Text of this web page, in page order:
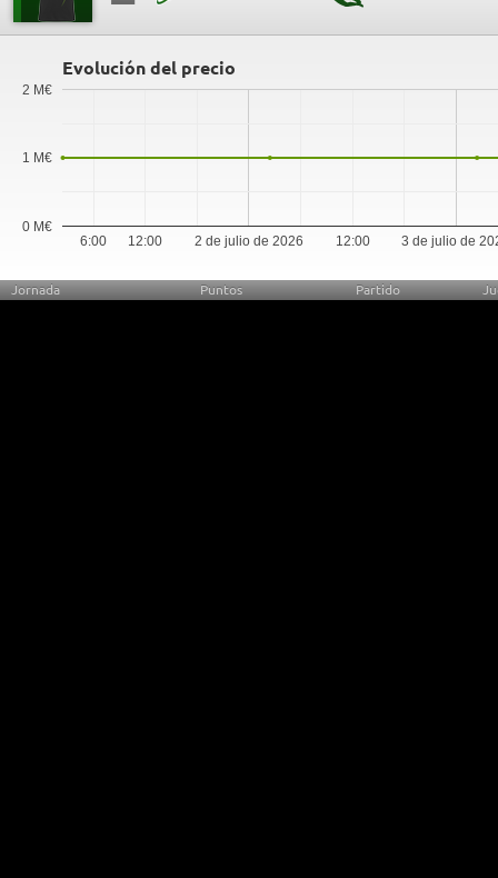
Evolución del precio
2 de julio de 2026 3 de julio de
6:00 12:00 12:00
0 M€
1 M€
2 M€
Jornada Puntos Partido